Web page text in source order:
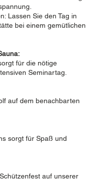
Lassen Sie den Tag in
bei einem gemütlichen
für die nötige
Seminartag.
auf dem benachbarten
sorgt für Spaß und
auf unserer